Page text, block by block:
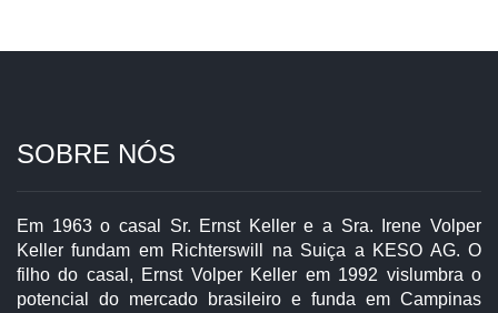
SOBRE NÓS
Em 1963 o casal Sr. Ernst Keller e a Sra. Irene Volper
Keller fundam em Richterswill na Suiça a KESO AG. O
filho do casal, Ernst Volper Keller em 1992 vislumbra o
potencial do mercado brasileiro e funda em Campinas